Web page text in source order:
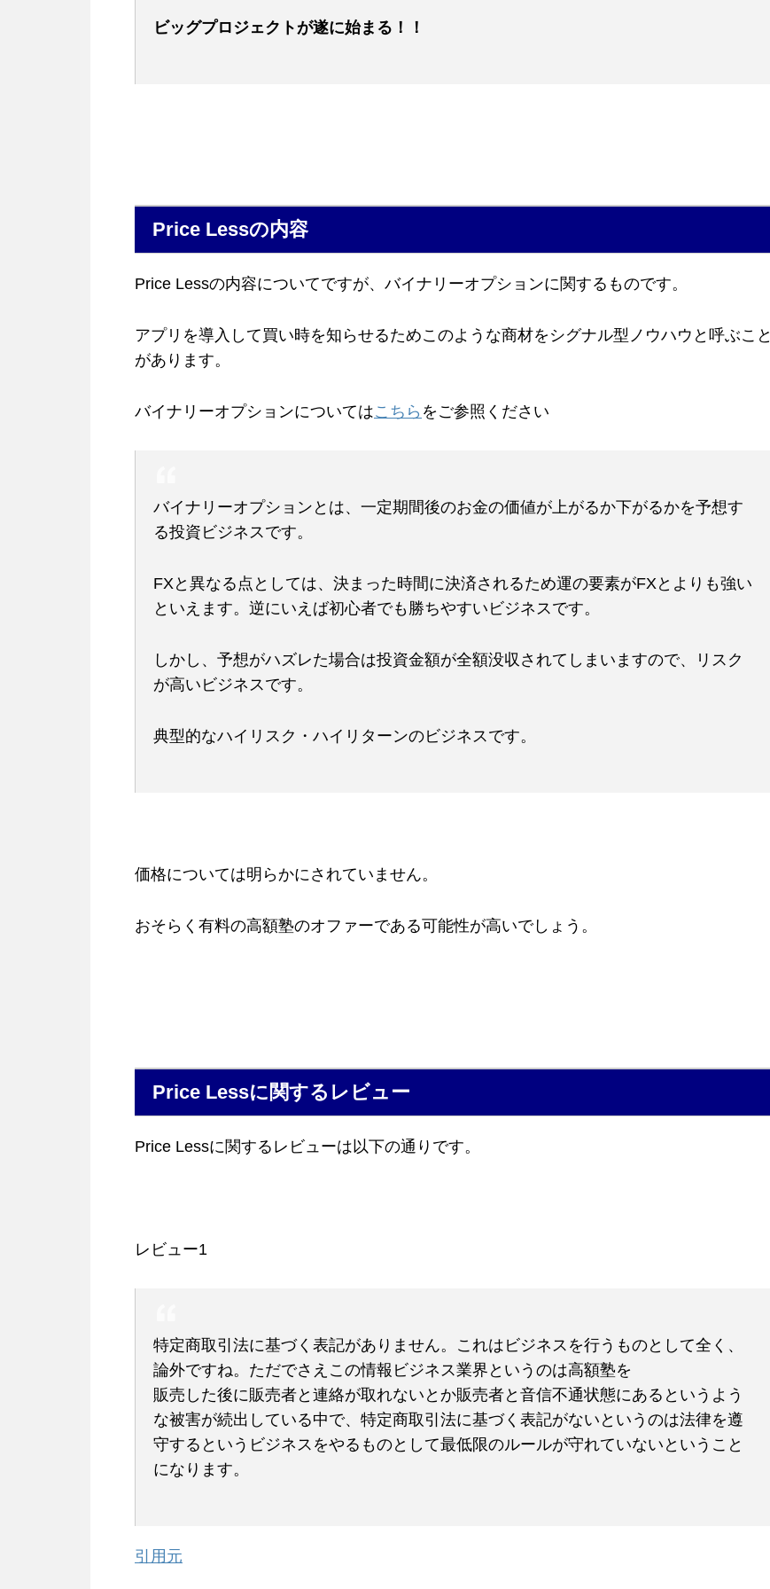
ビッグプロジェクトが遂に始まる！！
Price Lessの内容
Price Lessの内容についてですが、バイナリーオプションに関するものです。
アプリを導入して買い時を知らせるためこのような商材をシグナル型ノウハウと呼ぶこと
があります。
バイナリーオプションについてはこちら をご参照ください
バイナリーオプションとは、一定期間後のお金の価値が上がるか下がるかを予想す
る投資ビジネスです。
FXと異なる点としては、決まった時間に決済されるため運の要素がFXとよりも強い
といえます。逆にいえば初心者でも勝ちやすいビジネスです。
しかし、予想がハズレた場合は投資金額が全額没収されてしまいますので、リスク
が高いビジネスです。
典型的なハイリスク・ハイリターンのビジネスです。
価格については明らかにされていません。
おそらく有料の高額塾のオファーである可能性が高いでしょう。
Price Lessに関するレビュー
Price Lessに関するレビューは以下の通りです。
レビュー1
特定商取引法に基づく表記がありません。これはビジネスを行うものとして全く、
論外ですね。ただでさえこの情報ビジネス業界というのは高額塾を
販売した後に販売者と連絡が取れないとか販売者と音信不通状態にあるというよう
な被害が続出している中で、特定商取引法に基づく表記がないというのは法律を遵
守するというビジネスをやるものとして最低限のルールが守れていないということ
になります。
引用元